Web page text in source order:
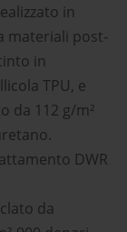
in
materiali post-
in
TPU, e
da 112 g/m²
DWR
da